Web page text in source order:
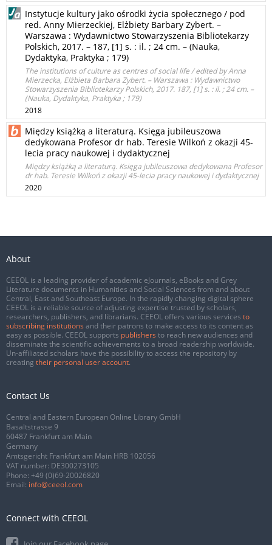
Instytucje kultury jako ośrodki życia społecznego / pod
red. Anny Mierzeckiej, Elżbiety Barbary Zybert. –
Warszawa : Wydawnictwo Stowarzyszenia Bibliotekarzy
Polskich, 2017. – 187, [1] s. : il. ; 24 cm. – (Nauka,
Dydaktyka, Praktyka ; 179)
The institutions of culture as centres of social life / edited by Anna
Mierzecka, Elżbieta Barbara Zybert. – Warszawa : Wydawnictwo
Stowarzyszenia Bibliotekarzy Polskich, 2017. 187, [1] s. : il. ; 24 cm. –
(Nauka, Dydaktyka, Praktyka ; 179)
2018
Między książką a literaturą. Księga jubileuszowa
dedykowana Profesor dr hab. Teresie Wilkoń z okazji 45-
lecia pracy naukowej i dydaktycznej
Między książką a literaturą. Księga jubileuszowa dedykowana Profesor
dr hab. Teresie Wilkoń z okazji 45-lecia pracy naukowej i dydaktycznej
2020
About
CEEOL is a leading provider of academic eJournals, eBooks and Grey
Literature documents in Humanities and Social Sciences from and about
Central, East and Southeast Europe. In the rapidly changing digital sphere
CEEOL is a reliable source of adjusting expertise trusted by scholars,
researchers, publishers, and librarians. CEEOL offers various services to
subscribing institutions and their patrons to make access to its content as
easy as possible. CEEOL supports publishers to reach new audiences and
disseminate the scientific achievements to a broad readership worldwide.
Un-affiliated scholars have the possibility to access the repository by
creating their personal user account.
Contact Us
Central and Eastern European Online Library GmbH
Basaltstrasse 9
60487 Frankfurt am Main
Germany
Amtsgericht Frankfurt am Main HRB 102056
VAT number: DE300273105
Phone: +49 (0)69-20026820
Email: info@ceeol.com
Connect with CEEOL